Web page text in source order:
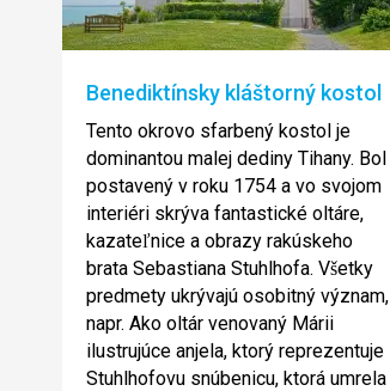
Benediktínsky kláštorný kostol
Tento okrovo sfarbený kostol je
dominantou malej dediny Tihany. Bol
postavený v roku 1754 a vo svojom
interiéri skrýva fantastické oltáre,
kazateľnice a obrazy rakúskeho
brata Sebastiana Stuhlhofa. Všetky
predmety ukrývajú osobitný význam,
napr. Ako oltár venovaný Márii
ilustrujúce anjela, ktorý reprezentuje
Stuhlhofovu snúbenicu, ktorá umrela